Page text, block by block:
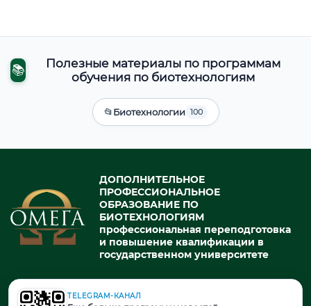
📚
Полезные материалы по программам
обучения по биотехнологиям
📂Биотехнологии 100
ДОПОЛНИТЕЛЬНОЕ
ПРОФЕССИОНАЛЬНОЕ
ОБРАЗОВАНИЕ ПО
БИОТЕХНОЛОГИЯМ
профессиональная переподготовка
и повышение квалификации в
государственном университете
© 2026. При использовании материалов портала активная ссылка
TELEGRAM-КАНАЛ